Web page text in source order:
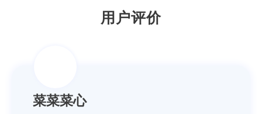
用户评价
菜菜菜心